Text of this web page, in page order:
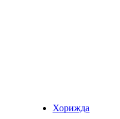
Хорижда